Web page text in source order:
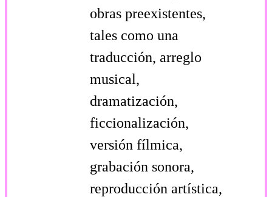
obras preexistentes,
tales como una
traducción, arreglo
musical,
dramatización,
ficcionalización,
versión fílmica,
grabación sonora,
reproducción artística,